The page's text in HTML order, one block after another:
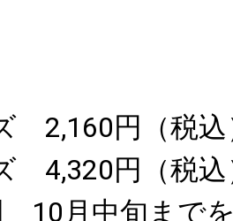
2,160円（税込
4,320円（税込
10月中旬まで